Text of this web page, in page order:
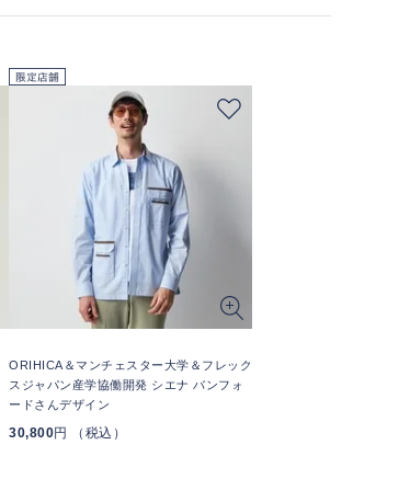
ORIHICA＆マンチェスター大学＆フレック
スジャパン産学協働開発 シエナ バンフォ
ードさんデザイン
30,800円 （税込）